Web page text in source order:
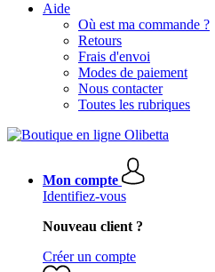
Aide
Où est ma commande ?
Retours
Frais d'envoi
Modes de paiement
Nous contacter
Toutes les rubriques
Mon compte
Identifiez-vous
Nouveau client ?
Créer un compte